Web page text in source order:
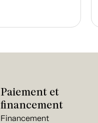
Paiement et
financement
Financement